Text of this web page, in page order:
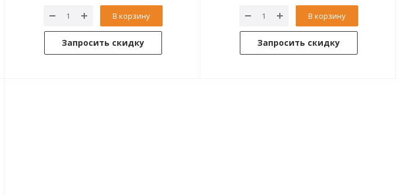
В корзину
Запросить скидку
В корзину
Запросить скидку